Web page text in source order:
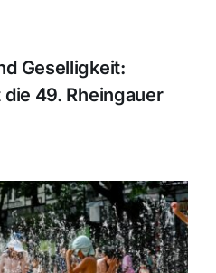
Geselligkeit:
49. Rheingauer